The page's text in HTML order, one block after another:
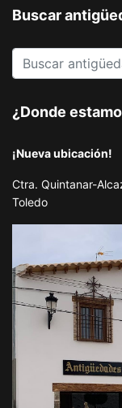
Buscar
¿Donde
¡Nueva ubicación!
Ctra. Quintanar-
Toledo